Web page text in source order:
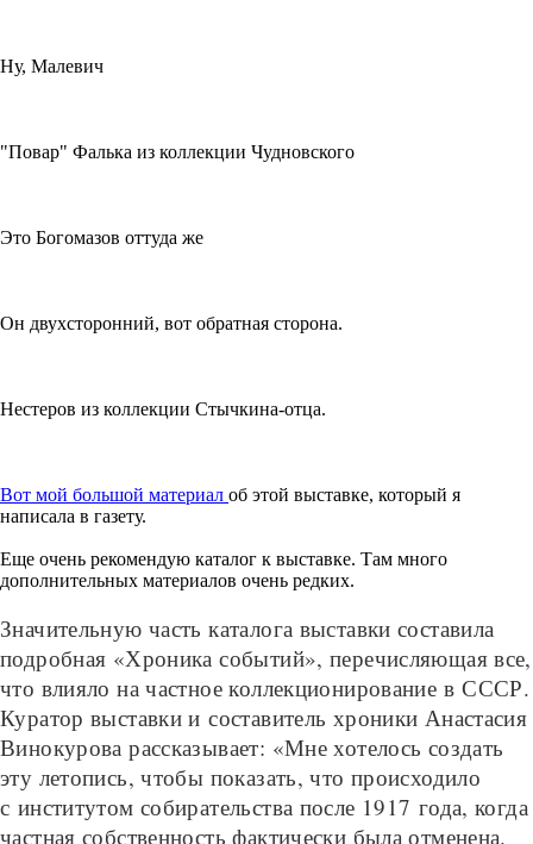
Ну, Малевич
"Повар" Фалька из коллекции Чудновского
Это Богомазов оттуда же
Он двухсторонний, вот обратная сторона.
Нестеров из коллекции Стычкина-отца.
Вот мой большой материал об этой выставке, который я
написала в газету.
Еще очень рекомендую каталог к выставке. Там много
дополнительных материалов очень редких.
Значительную часть каталога выставки составила
подробная «Хроника событий», перечисляющая все,
что влияло на частное коллекционирование в СССР.
Куратор выставки и составитель хроники Анастасия
Винокурова рассказывает: «Мне хотелось создать
эту летопись, чтобы показать, что происходило
с институтом собирательства после 1917 года, когда
частная собственность фактически была отменена.